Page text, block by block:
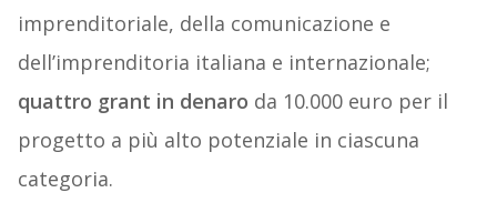
imprenditoriale, della comunicazione e
dell’imprenditoria italiana e internazionale;
quattro grant in denaro da 10.000 euro per il
progetto a più alto potenziale in ciascuna
categoria.